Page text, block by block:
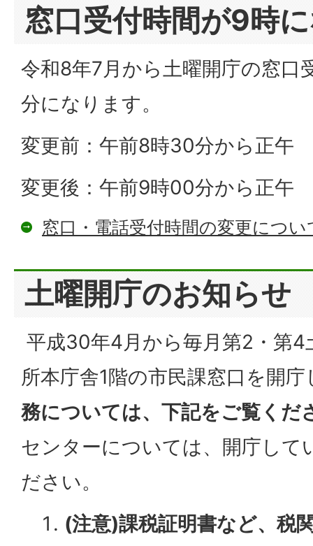
窓口受付時間が9時
令和8年7月から土曜開庁の窓口
分になります。
変更前：午前8時30分から正午
変更後：午前9時00分から正午
窓口・電話受付時間の変更につい
土曜開庁のお知らせ
平成30年4月から毎月第2・第4
所本庁舎1階の市民課窓口を開
務については、下記をご覧くだ
センターについては、開庁して
ださい。
(注意)課税証明書など、税